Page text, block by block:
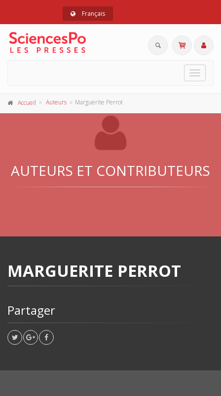
Français
Toggle
Accueil Auteurs Marguerite Perrot
AUTEURS ET CONTRIBUTEURS
MARGUERITE PERROT
Partager